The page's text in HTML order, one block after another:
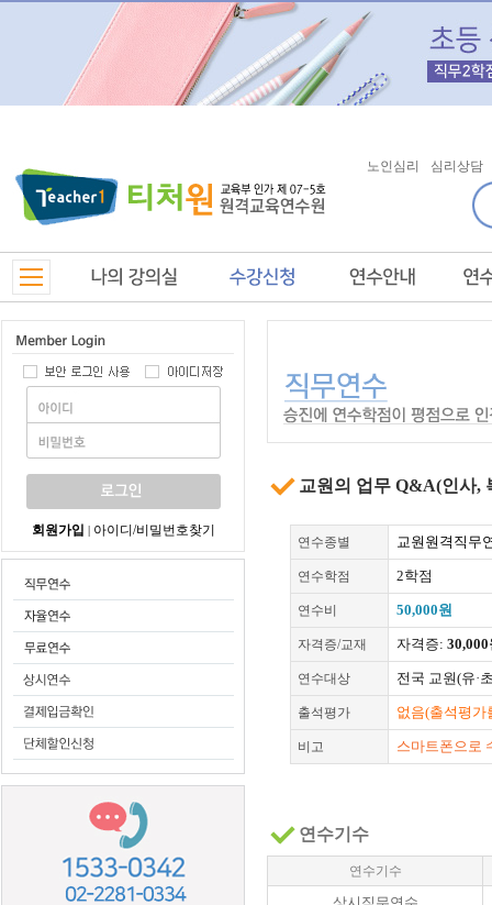
노인심리 심리상담
회원가입 아이디/비밀번호찾기
교원의 업무 Q&A(인사,
연수종별 교원원격직무
연수학점 2학점
연수비 50,000원
자격증/교재 자격증: 30,000
연수대상 전국 교원(유·
출석평가 없음(출석평가
비고 스마트폰으로
연수기수
연수기수